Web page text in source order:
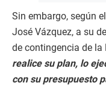
Sin embargo, según
José Vázquez, a su
de contingencia de la
realice su plan, lo
con su presupuesto